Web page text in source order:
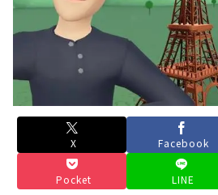
Powered by livedoor 相互RSS
X Facebook
Pocket LINE